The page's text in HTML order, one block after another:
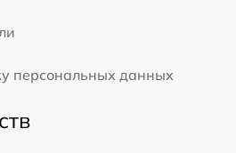
персональных данных